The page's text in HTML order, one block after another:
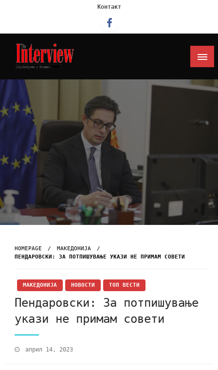
Контакт
Интервју
HOMEPAGE
МАКЕДОНИЈА
ПЕНДАРОВСКИ: ЗА ПОТПИШУВАЊЕ УКАЗИ НЕ ПРИМАМ СОВЕТИ
МАКЕДОНИЈА НОВОСТИ ТОП ВЕСТИ
Пендаровски: За потпишување
укази не примам совети
април 14, 2023